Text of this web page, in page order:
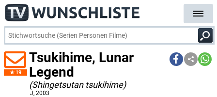
19
Tsukihime, Lunar
Legend
(Shingetsutan tsukihime)
J, 2003
kostenlose E-Mail-Benach